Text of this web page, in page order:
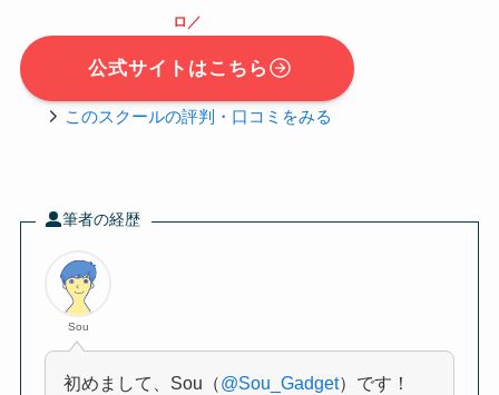
ロ／
公式サイトはこちら
このスクールの評判・口コミをみる
筆者の経歴
Sou
初めまして、Sou（@Sou_Gadget）です！